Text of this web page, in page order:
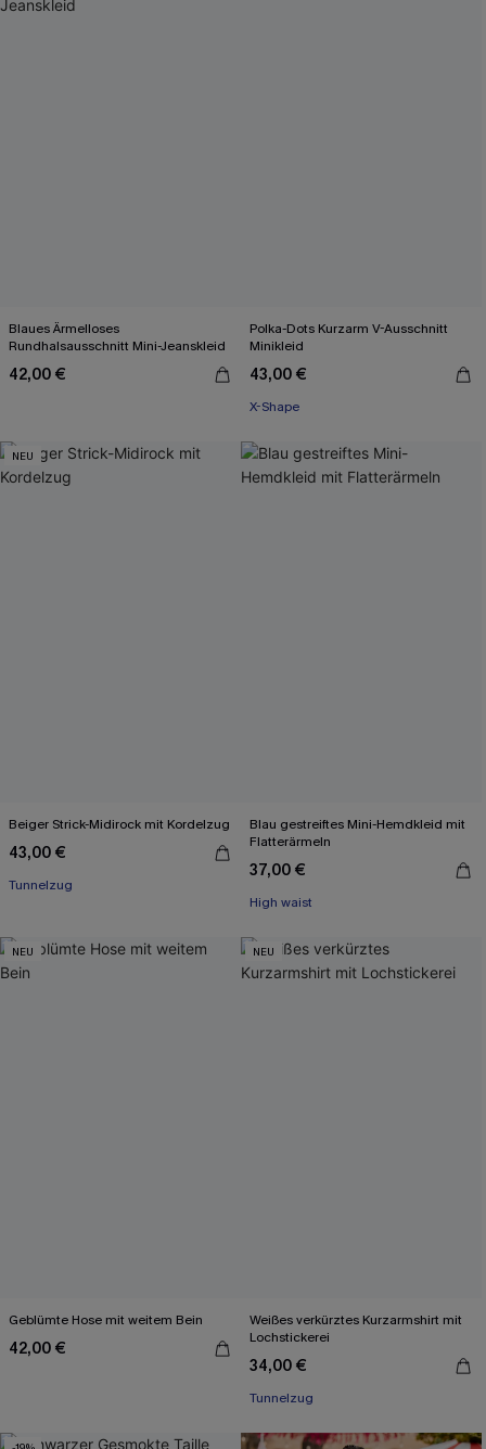
Blaues Ärmelloses
Rundhalsausschnitt Mini-Jeanskleid
42,00 €
Polka-Dots Kurzarm V-Ausschnitt
Minikleid
43,00 €
X-Shape
NEU
Beiger Strick-Midirock mit Kordelzug
43,00 €
Tunnelzug
Blau gestreiftes Mini-Hemdkleid mit
Flatterärmeln
37,00 €
High waist
NEU
Geblümte Hose mit weitem Bein
42,00 €
NEU
Weißes verkürztes Kurzarmshirt mit
Lochstickerei
34,00 €
Tunnelzug